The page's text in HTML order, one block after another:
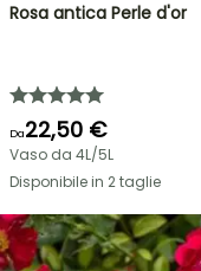
Rosa antica Perle d'or
Da22,50 €
Vaso da 4L/5L
Disponibile in 2 taglie